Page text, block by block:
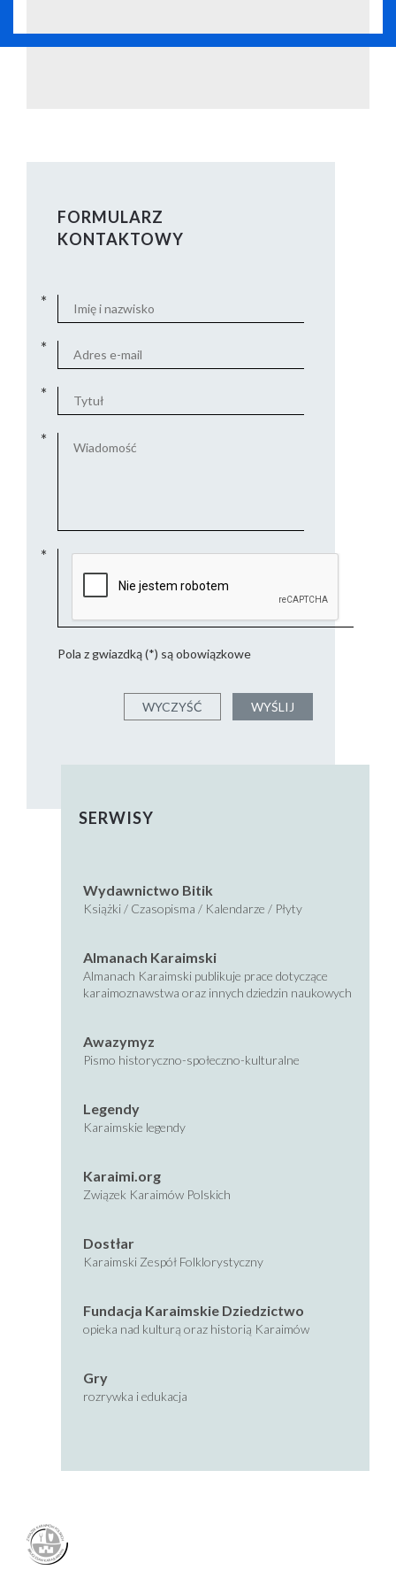
FORMULARZ
KONTAKTOWY
Pola z gwiazdką (*) są obowiązkowe
SERWISY
Wydawnictwo Bitik
Książki / Czasopisma / Kalendarze / Płyty
Almanach Karaimski
Almanach Karaimski publikuje prace dotyczące
karaimoznawstwa oraz innych dziedzin naukowych
Awazymyz
Pismo historyczno-społeczno-kulturalne
Legendy
Karaimskie legendy
Karaimi.org
Związek Karaimów Polskich
Dostłar
Karaimski Zespół Folklorystyczny
Fundacja Karaimskie Dziedzictwo
opieka nad kulturą oraz historią Karaimów
Gry
rozrywka i edukacja